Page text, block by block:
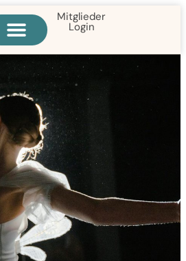
Mitglieder
Login